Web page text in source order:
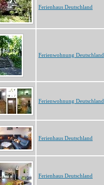
Ferienhaus Deutschland
Ferienwohnung Deutschland
Ferienwohnung Deutschland
Ferienhaus Deutschland
Ferienhaus Deutschland